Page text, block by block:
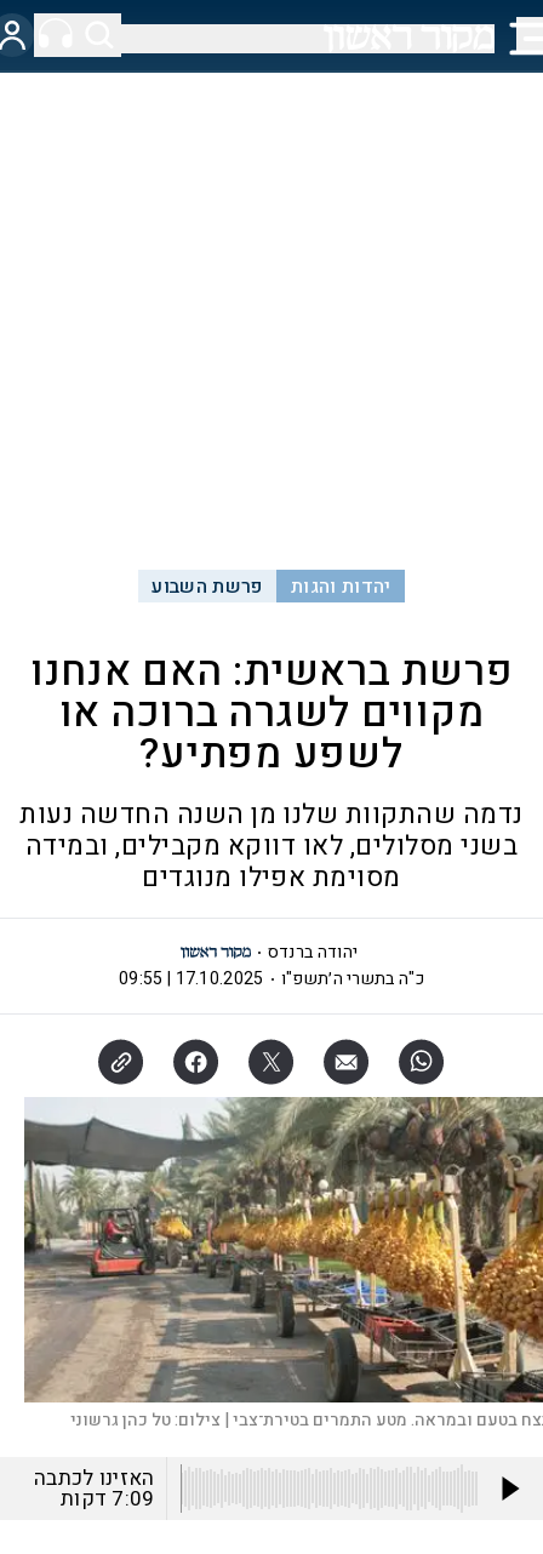
יהדות והגות פרשת השבוע
פרשת בראשית: האם אנחנו
מקווים לשגרה ברוכה או
לשפע מפתיע?
נדמה שהתקוות שלנו מן השנה החדשה נעות
בשני מסלולים, לאו דווקא מקבילים, ובמידה
מסוימת אפילו מנוגדים
יהודה ברנדס
כ"ה בתשרי ה׳תשפ"ו
17.10.2025 | 09:55
בטעם ובמראה. מטע התמרים בטירת־צבי | צילום:טל כהן גרשוני
האזינו לכתבה
7:09 דקות